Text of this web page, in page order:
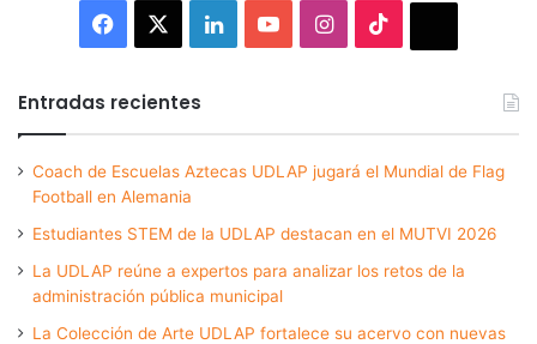
Facebook LinkedInYouTubeInstagram
Entradas recientes
Coach de Escuelas Aztecas UDLAP jugará el Mundial de Flag
Football en Alemania
Estudiantes STEM de la UDLAP destacan en el MUTVI 2026
La UDLAP reúne a expertos para analizar los retos de la
administración pública municipal
La Colección de Arte UDLAP fortalece su acervo con nuevas